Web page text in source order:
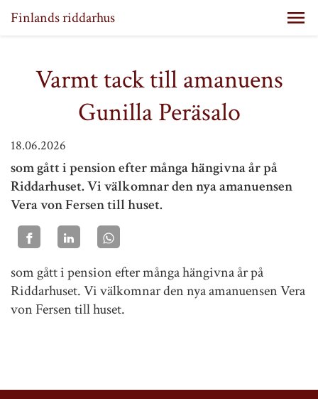
Finlands riddarhus
Varmt tack till amanuens
Gunilla Peräsalo
18.06.2026
som gått i pension efter många hängivna år på
Riddarhuset. Vi välkomnar den nya amanuensen
Vera von Fersen till huset.
som gått i pension efter många hängivna år på
Riddarhuset. Vi välkomnar den nya amanuensen Vera
von Fersen till huset.